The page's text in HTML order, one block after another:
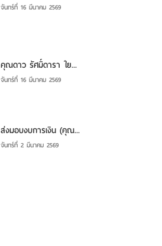
จันทร์ที่ 16 มีนาคม 2569
คุณดาว รัศมิ์ดารา ใย...
จันทร์ที่ 16 มีนาคม 2569
ส่งมอบงบการเงิน (คุณ...
จันทร์ที่ 2 มีนาคม 2569